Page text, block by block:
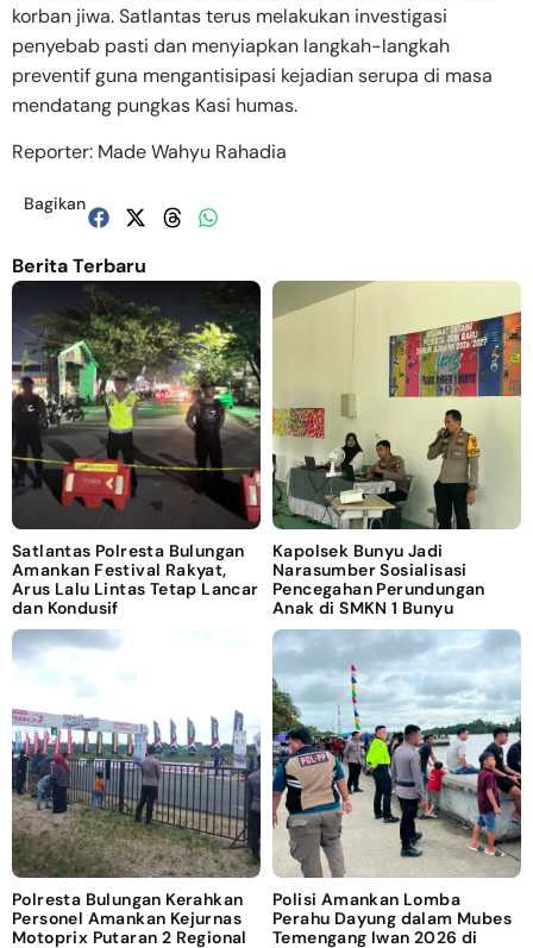
korban jiwa. Satlantas terus melakukan investigasi
penyebab pasti dan menyiapkan langkah-langkah
preventif guna mengantisipasi kejadian serupa di masa
mendatang pungkas Kasi humas.
Reporter: Made Wahyu Rahadia
Bagikan
Berita Terbaru
Satlantas Polresta Bulungan
Amankan Festival Rakyat,
Arus Lalu Lintas Tetap Lancar
dan Kondusif
Kapolsek Bunyu Jadi
Narasumber Sosialisasi
Pencegahan Perundungan
Anak di SMKN 1 Bunyu
Polresta Bulungan Kerahkan
Personel Amankan Kejurnas
Motoprix Putaran 2 Regional
Polisi Amankan Lomba
Perahu Dayung dalam Mubes
Temengang Iwan 2026 di